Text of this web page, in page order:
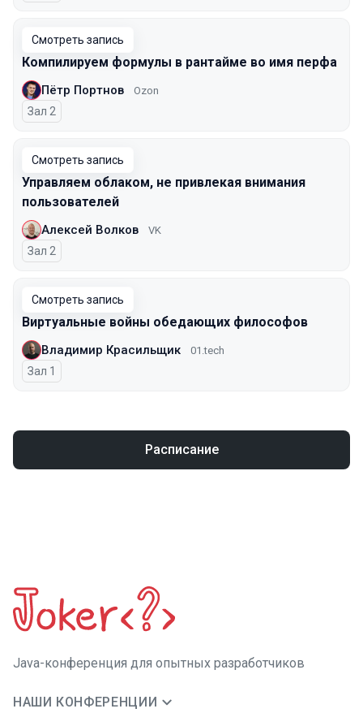
Смотреть запись
Компилируем формулы в рантайме во имя перфа
Пётр Портнов Ozon
Зал 2
Смотреть запись
Управляем облаком, не привлекая внимания
пользователей
Алексей Волков VK
Зал 2
Смотреть запись
Виртуальные войны обедающих философов
Владимир Красильщик 01.tech
Зал 1
Расписание
Java-конференция для опытных разработчиков
НАШИ КОНФЕРЕНЦИИ